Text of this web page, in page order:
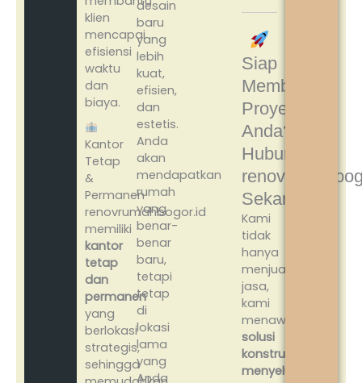
klien
mencapai
efisiensi
waktu
dan
biaya.
Kantor
Tetap
&
Permanen
renovrumahbogor.id
memiliki
kantor
tetap
dan
permanen
yang
berlokasi
strategis,
sehingga
desain
baru
yang
lebih
kuat,
efisien,
dan
estetis.
Anda
akan
mendapatkan
rumah
yang
benar-
benar
baru,
tetapi
tetap
di
lokasi
lama
yang
Anda
Siap
Membangun
Proyek
Anda?
Hubungi
Sekarang!
Kami
tidak
hanya
menjual
jasa,
kami
menawarkan
solusi
konstruksi
menyeluruh